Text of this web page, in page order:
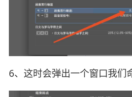
6、这时会弹出一个窗口我们